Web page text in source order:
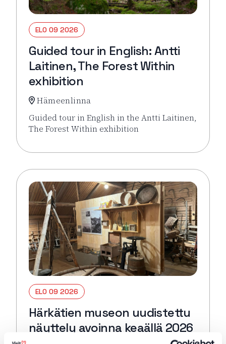
ELO 09 2026
Guided tour in English: Antti
Laitinen, The Forest Within
exhibition
Hämeenlinna
Guided tour in English in the Antti Laitinen,
The Forest Within exhibition
Lue lisää tapahtumasta Guided tour in English:
ELO 09 2026
Härkätien museon uudistettu
näyttely avoinna keaällä 2026